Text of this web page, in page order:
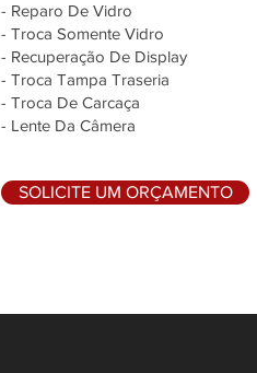
- Reparo De Vidro
- Troca Somente Vidro
- Recuperação De Display
- Troca Tampa Traseria
- Troca De Carcaça
- Lente Da Câmera
SOLICITE UM ORÇAMENTO